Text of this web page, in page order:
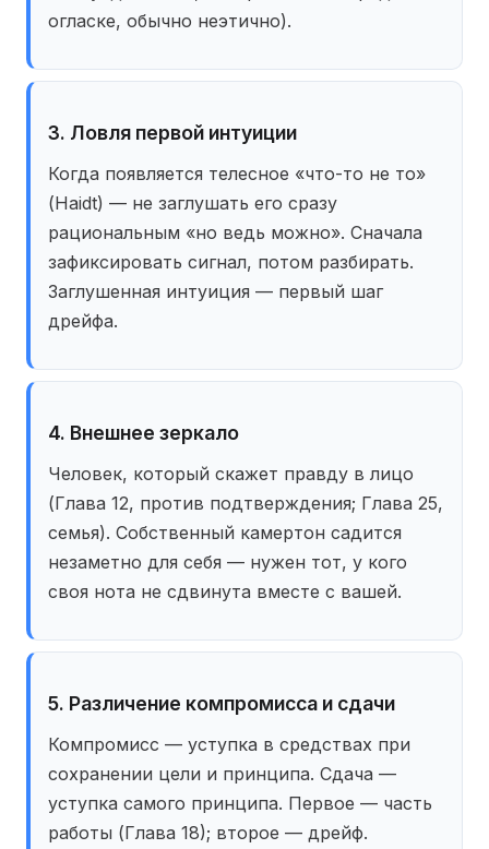
огласке, обычно неэтично).
3. Ловля первой интуиции
Когда появляется телесное «что-то не то»
(Haidt) — не заглушать его сразу
рациональным «но ведь можно». Сначала
зафиксировать сигнал, потом разбирать.
Заглушенная интуиция — первый шаг
дрейфа.
4. Внешнее зеркало
Человек, который скажет правду в лицо
(Глава 12, против подтверждения; Глава 25,
семья). Собственный камертон садится
незаметно для себя — нужен тот, у кого
своя нота не сдвинута вместе с вашей.
5. Различение компромисса и сдачи
Компромисс — уступка в средствах при
сохранении цели и принципа. Сдача —
уступка самого принципа. Первое — часть
работы (Глава 18); второе — дрейф.